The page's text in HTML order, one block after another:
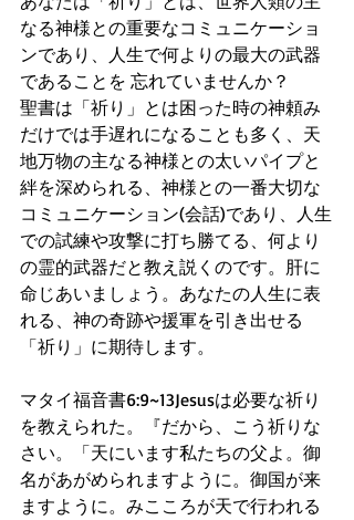
なる神様との重要なコミュニケーショ
ンであり、人生で何よりの最大の武器
であることを 忘れていませんか？
聖書は「祈り」とは困った時の神頼み
だけでは手遅れになることも多く、天
地万物の主なる神様との太いパイプと
絆を深められる、神様との一番大切な
コミュニケーション(会話)であり、人生
での試練や攻撃に打ち勝てる、何より
の霊的武器だと教え説くのです。肝に
命じあいましょう。あなたの人生に表
れる、神の奇跡や援軍を引き出せる
「祈り」に期待します。
マタイ福音書6:9~13Jesusは必要な祈り
を教えられた。『だから、こう祈りな
さい。「天にいます私たちの父よ。御
名があがめられますように。御国が来
ますように。みこころが天で行われる